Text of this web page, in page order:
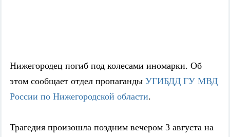
Нижегородец погиб под колесами иномарки. Об
этом сообщает отдел пропаганды УГИБДД ГУ МВД
России по Нижегородской области.
Трагедия произошла поздним вечером 3 августа на